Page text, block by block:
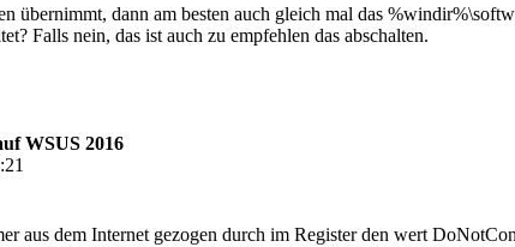
übernimmt, dann am besten auch gleich mal das
Falls nein, das ist auch zu empfehlen das abschalten.
WSUS 2016
aus dem Internet gezogen durch im Register den wert